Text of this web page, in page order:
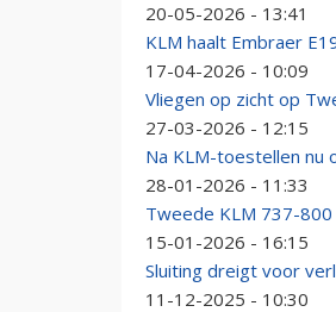
20-05-2026 - 13:41
KLM haalt Embraer
17-04-2026 - 10:09
Vliegen op zicht op
27-03-2026 - 12:15
Na KLM-toestellen nu
28-01-2026 - 11:33
Tweede KLM 737-
15-01-2026 - 16:15
Sluiting dreigt voor
11-12-2025 - 10:30